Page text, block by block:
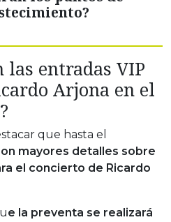
las entradas VIP
Arjona en el
que hasta el
mayores detalles sobre
el concierto de Ricardo
e la preventa se realizará